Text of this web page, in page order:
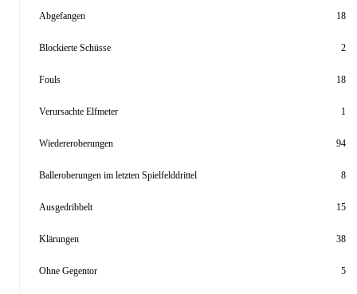
Abgefangen 18
Blockierte Schüsse 2
Fouls 18
Verursachte Elfmeter 1
Wiedereroberungen 94
Balleroberungen im letzten Spielfelddrittel 8
Ausgedribbelt 15
Klärungen 38
Ohne Gegentor 5